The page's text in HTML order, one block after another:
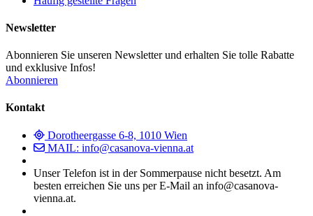
Newsletter
Abonnieren Sie unseren Newsletter und erhalten Sie tolle Rabatte
und exklusive Infos!
Abonnieren
Kontakt
Dorotheergasse 6-8, 1010 Wien
MAIL: info@casanova-vienna.at
Unser Telefon ist in der Sommerpause nicht besetzt. Am
besten erreichen Sie uns per E-Mail an info@casanova-
vienna.at.